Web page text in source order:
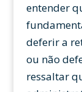
entender
deferir a
ou não
ressaltar